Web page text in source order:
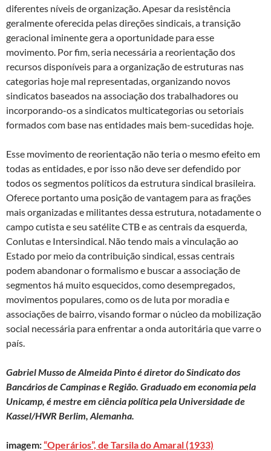
diferentes níveis de organização. Apesar da resistência
geralmente oferecida pelas direções sindicais, a transição
geracional iminente gera a oportunidade para esse
movimento. Por fim, seria necessária a reorientação dos
recursos disponíveis para a organização de estruturas nas
categorias hoje mal representadas, organizando novos
sindicatos baseados na associação dos trabalhadores ou
incorporando-os a sindicatos multicategorias ou setoriais
formados com base nas entidades mais bem-sucedidas hoje.
Esse movimento de reorientação não teria o mesmo efeito em
todas as entidades, e por isso não deve ser defendido por
todos os segmentos políticos da estrutura sindical brasileira.
Oferece portanto uma posição de vantagem para as frações
mais organizadas e militantes dessa estrutura, notadamente o
campo cutista e seu satélite CTB e as centrais da esquerda,
Conlutas e Intersindical. Não tendo mais a vinculação ao
Estado por meio da contribuição sindical, essas centrais
podem abandonar o formalismo e buscar a associação de
segmentos há muito esquecidos, como desempregados,
movimentos populares, como os de luta por moradia e
associações de bairro, visando formar o núcleo da mobilização
social necessária para enfrentar a onda autoritária que varre o
país.
Gabriel Musso de Almeida Pinto é diretor do Sindicato dos
Bancários de Campinas e Região. Graduado em economia pela
Unicamp, é mestre em ciência política pela Universidade de
Kassel/HWR Berlim, Alemanha.
imagem:“Operários”, de Tarsila do Amaral (1933)